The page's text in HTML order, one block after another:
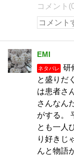
コメント
EMI
ネタバレ
研
と盛りだ
は患者さ
さんなん
がする。
とも一人
り好きじ
んと物語